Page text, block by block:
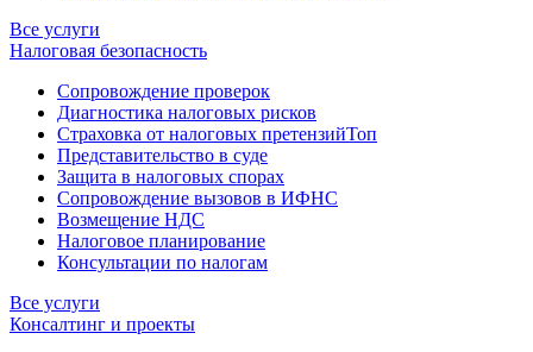
Все услуги
Налоговая безопасность
Сопровождение проверок
Диагностика налоговых рисков
Страховка от налоговых претензийТоп
Представительство в суде
Защита в налоговых спорах
Сопровождение вызовов в ИФНС
Возмещение НДС
Налоговое планирование
Консультации по налогам
Все услуги
Консалтинг и проекты